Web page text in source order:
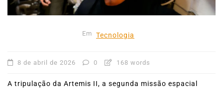
Em Tecnologia
8 de abril de 2026 0 168 words
A tripulação da Artemis II, a segunda missão espacial